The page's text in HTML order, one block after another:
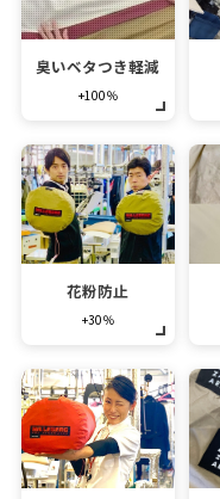
臭いベタつき軽減
+100％
花粉防止
+30％